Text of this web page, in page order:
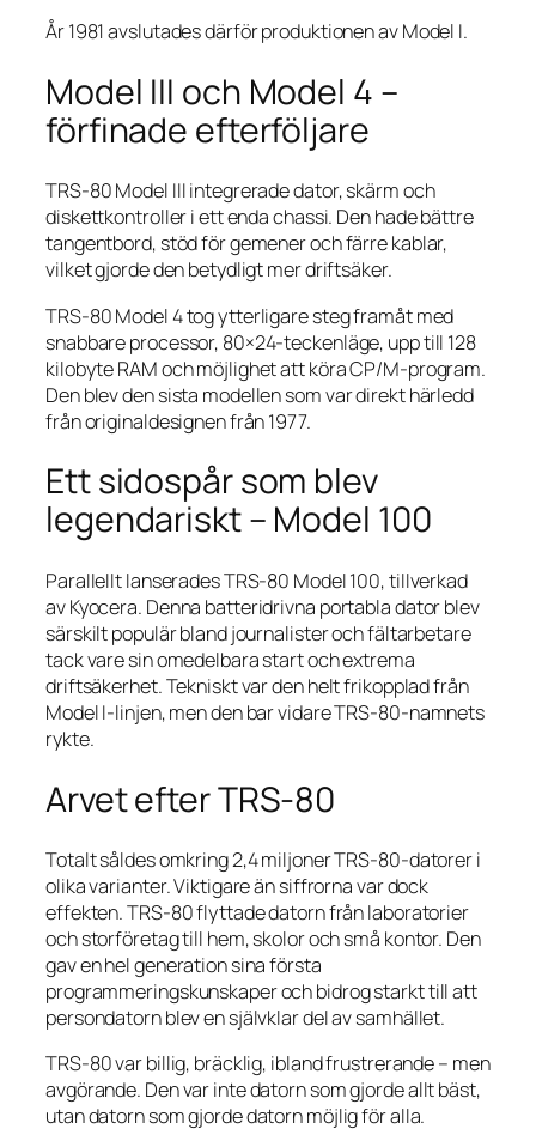
År 1981 avslutades därför produktionen av Model I.
Model III och Model 4 –
förfinade efterföljare
TRS-80 Model III integrerade dator, skärm och
diskettkontroller i ett enda chassi. Den hade bättre
tangentbord, stöd för gemener och färre kablar,
vilket gjorde den betydligt mer driftsäker.
TRS-80 Model 4 tog ytterligare steg framåt med
snabbare processor, 80×24-teckenläge, upp till 128
kilobyte RAM och möjlighet att köra CP/M-program.
Den blev den sista modellen som var direkt härledd
från originaldesignen från 1977.
Ett sidospår som blev
legendariskt – Model 100
Parallellt lanserades TRS-80 Model 100, tillverkad
av Kyocera. Denna batteridrivna portabla dator blev
särskilt populär bland journalister och fältarbetare
tack vare sin omedelbara start och extrema
driftsäkerhet. Tekniskt var den helt frikopplad från
Model I-linjen, men den bar vidare TRS-80-namnets
rykte.
Arvet efter TRS-80
Totalt såldes omkring 2,4 miljoner TRS-80-datorer i
olika varianter. Viktigare än siffrorna var dock
effekten. TRS-80 flyttade datorn från laboratorier
och storföretag till hem, skolor och små kontor. Den
gav en hel generation sina första
programmeringskunskaper och bidrog starkt till att
persondatorn blev en självklar del av samhället.
TRS-80 var billig, bräcklig, ibland frustrerande – men
avgörande. Den var inte datorn som gjorde allt bäst,
utan datorn som gjorde datorn möjlig för alla.